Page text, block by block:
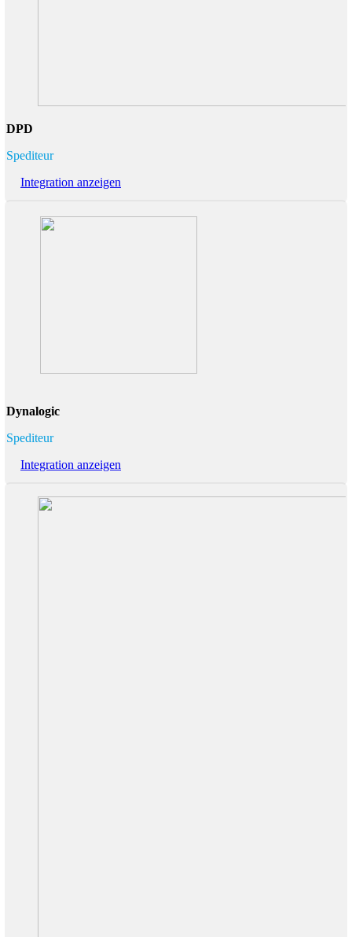
DPD
Spediteur
Integration anzeigen
Dynalogic
Spediteur
Integration anzeigen